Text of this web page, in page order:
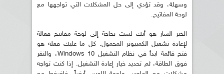
وسهلة، وقد تؤدي إلى حل المشكلات التي تواجهها مع
لوحة المفاتيح.
الخبر السار هو أنك لست بحاجة إلى لوحة مفاتيح فعالة
لإعادة تشغيل الكمبيوتر المحمول. كل ما عليك فعله هو
فتح قائمة ابدأ في نظام التشغيل Windows 10، والنقر
فوق الطاقة، ثم تحديد خيار إعادة التشغيل. إذا كنت تواجه